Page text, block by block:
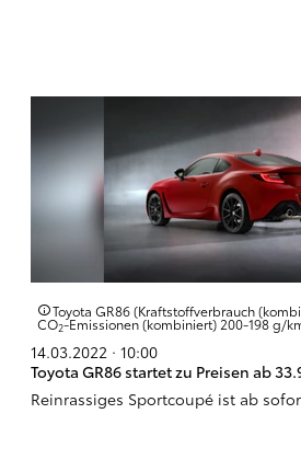
Toyota GR86 (Kraftstoffverbrauch
CO2-Emissionen (kombiniert) 200-198 g/
14.03.2022 · 10:00
Toyota GR86 startet zu Preisen ab
Reinrassiges Sportcoupé ist ab